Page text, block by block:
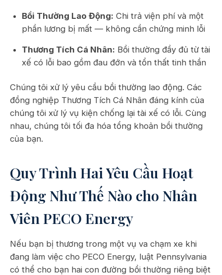
Bồi Thường Lao Động: Chi trả viện phí và một
phần lương bị mất — không cần chứng minh lỗi
Thương Tích Cá Nhân: Bồi thường đầy đủ từ tài
xế có lỗi bao gồm đau đớn và tổn thất tinh thần
Chúng tôi xử lý yêu cầu bồi thường lao động. Các
đồng nghiệp Thương Tích Cá Nhân đáng kính của
chúng tôi xử lý vụ kiện chống lại tài xế có lỗi. Cùng
nhau, chúng tôi tối đa hóa tổng khoản bồi thường
của bạn.
Quy Trình Hai Yêu Cầu Hoạt
Động Như Thế Nào cho Nhân
Viên PECO Energy
Nếu bạn bị thương trong một vụ va chạm xe khi
đang làm việc cho PECO Energy, luật Pennsylvania
có thể cho bạn hai con đường bồi thường riêng biệt